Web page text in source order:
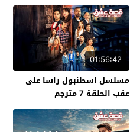
01:56:42
مسلسل اسطنبول راسا على
عقب الحلقة 7 مترجم